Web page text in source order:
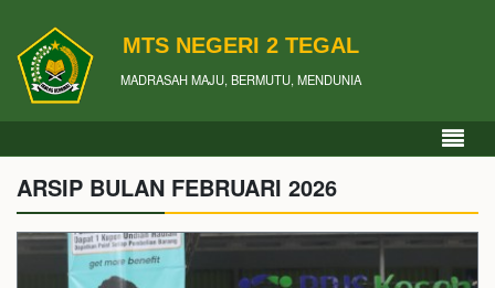
MTS NEGERI 2 TEGAL
MADRASAH MAJU, BERMUTU, MENDUNIA
ARSIP BULAN FEBRUARI 2026